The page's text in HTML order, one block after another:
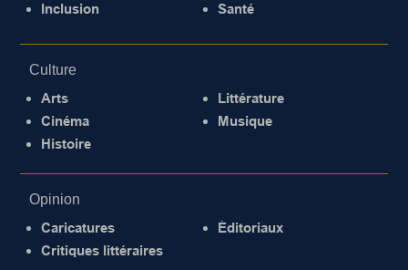
Inclusion
Santé
Culture
Arts
Cinéma
Histoire
Littérature
Musique
Opinion
Caricatures
Critiques littéraires
Éditoriaux